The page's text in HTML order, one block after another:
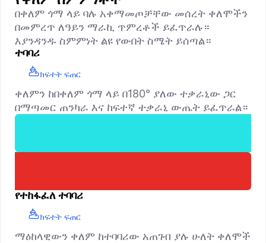
በቀለም ጎማ ላይ ባሉ አቀማመጦቻቸው መሰረት ቀለሞችን
በመምረጥ ለዓይን ማራኪ ጥምረቶች ይፈጥራሉ።
እያንዳንዱ ስምምነት ልዩ የውበት ስሜት ይሰጣል።
ተባባሪ
ክፍተት ፍጠር
ቀለምን ከበቀለም ጎማ ላይ በ180° ያለው ተቃራኒው ጋር
በማጣመር ጠንካራ እና ከፍተኛ ተቃራኒ ውጤት ይፈጥራል።
የተከፋፈለ ተባባሪ
ክፍተት ፍጠር
ማዕከላዊውን ቀለም ከተባባሪው አጠገብ ያሉ ሁለት ቀለሞች